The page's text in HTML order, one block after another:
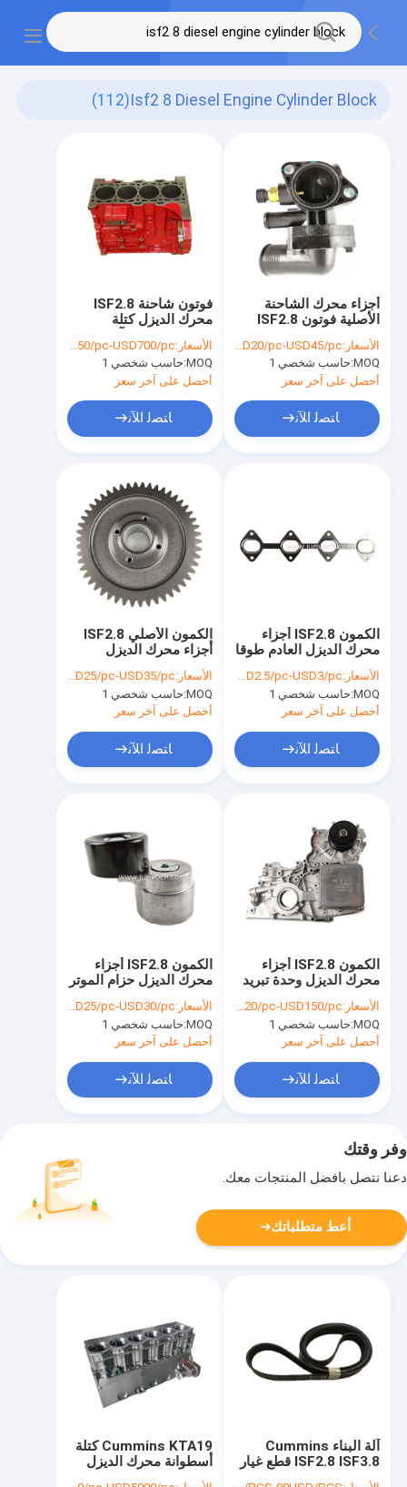
Isf2 8 Diesel Engine Cylinder Block
(112)
فوتون شاحنة ISF2.8
محرك الديزل كتلة
اسطوانة حفارة آلة
5261257
الأسعار:USD450/pc-USD700/pc
MOQ: حاسب شخصي 1
أحصل على آخر سعر
ﺎﺘﺼﻟ ﺍﻶﻧ
أجزاء محرك الشاحنة
الأصلية فوتون ISF2.8
ترموستات محرك الديزل
5294105
الأسعار:USD20/pc-USD45/pc
MOQ: حاسب شخصي 1
أحصل على آخر سعر
ﺎﺘﺼﻟ ﺍﻶﻧ
الكمون الأصلي ISF2.8
أجزاء محرك الديزل
لشاحنة فوتون
الأسعار:USD25/pc-USD35/pc
MOQ: حاسب شخصي 1
أحصل على آخر سعر
ﺎﺘﺼﻟ ﺍﻶﻧ
الكمون ISF2.8 أجزاء
محرك الديزل العادم طوقا
التربيني
الأسعار:USD2.5/pc-USD3/pc
MOQ: حاسب شخصي 1
أحصل على آخر سعر
ﺎﺘﺼﻟ ﺍﻶﻧ
الكمون ISF2.8 أجزاء
محرك الديزل حزام الموتر
بكرة 5262500
الأسعار:USD25/pc-USD30/pc
MOQ: حاسب شخصي 1
أحصل على آخر سعر
ﺎﺘﺼﻟ ﺍﻶﻧ
الكمون ISF2.8 أجزاء
محرك الديزل وحدة تبريد
الزيت 5563774 للشاحنة
الأسعار:USD120/pc-USD150/pc
MOQ: حاسب شخصي 1
أحصل على آخر سعر
ﺎﺘﺼﻟ ﺍﻶﻧ
وفر وقتك
دعنا نتصل بأفضل المنتجات معك.
أعط متطلباتك
Cummins KTA19 كتلة
أسطوانة محرك الديزل
آلة البناء Cummins
ISF2.8 ISF3.8 قطع غيار